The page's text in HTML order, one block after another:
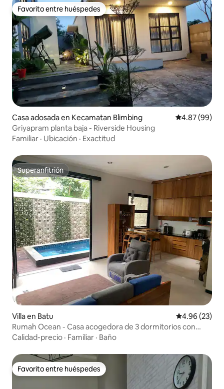
Favorito entre huéspedes
Favorito entre huéspedes
Casa adosada en Kecamatan Blimbing Calificación
4.87 (99)
Griyapram planta baja - Riverside Housing
Familiar · Ubicación · Exactitud
Superanfitrión
Superanfitrión
Villa en Batu Calificación
4.96 (23)
Rumah Ocean - Casa acogedora de 3 dormitorios con
piscina
Calidad-precio · Familiar · Baño
Favorito entre huéspedes
Favorito entre huéspedes